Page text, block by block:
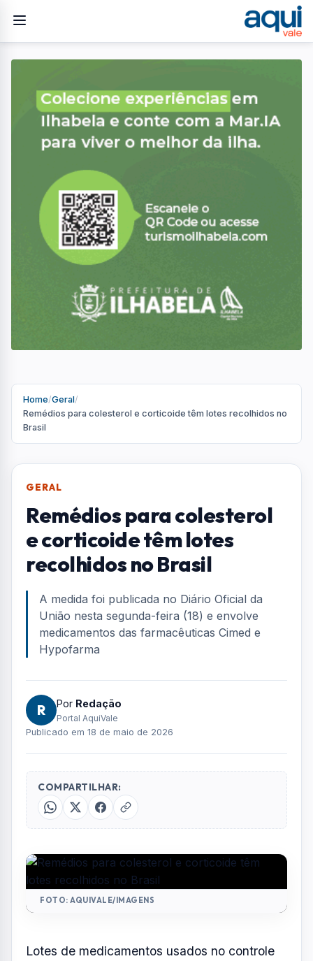
Home/Geral/
Remédios para colesterol e corticoide têm lotes recolhidos no
Brasil
GERAL
Remédios para colesterol
e corticoide têm lotes
recolhidos no Brasil
A medida foi publicada no Diário Oficial da
União nesta segunda-feira (18) e envolve
medicamentos das farmacêuticas Cimed e
Hypofarma
R Por Redação
Portal AquiVale
Publicado em 18 de maio de 2026
COMPARTILHAR:
FOTO: AQUIVALE/IMAGENS
Lotes de medicamentos usados no controle